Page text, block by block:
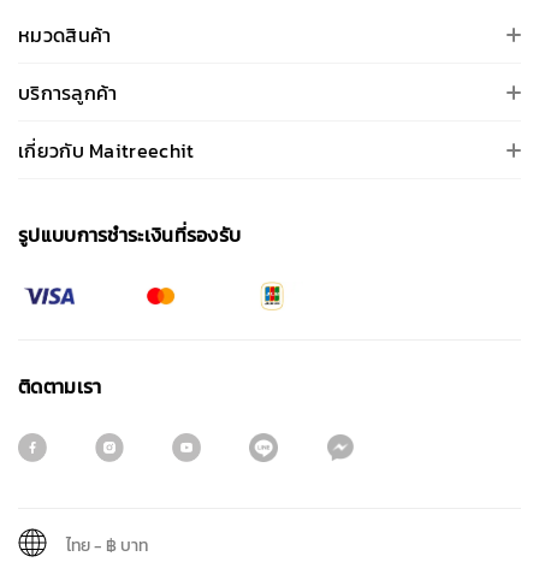
หมวดสินค้า
บริการลูกค้า
เกี่ยวกับ Maitreechit
รูปแบบการชําระเงินที่รองรับ
ติดตามเรา
ไทย- ฿ บาท